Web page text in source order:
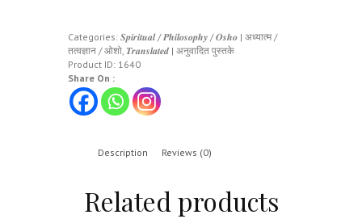
Categories: 𝑺𝒑𝒊𝒓𝒊𝒕𝒖𝒂𝒍 / 𝑷𝒉𝒊𝒍𝒐𝒔𝒐𝒑𝒉𝒚 / 𝑶𝒔𝒉𝒐 | अध्यात्म /
तत्वज्ञान / ओशो, 𝑻𝒓𝒂𝒏𝒔𝒍𝒂𝒕𝒆𝒅 | अनुवादित पुस्तके
Product ID: 1640
Share On :
Description Reviews (0)
Related products